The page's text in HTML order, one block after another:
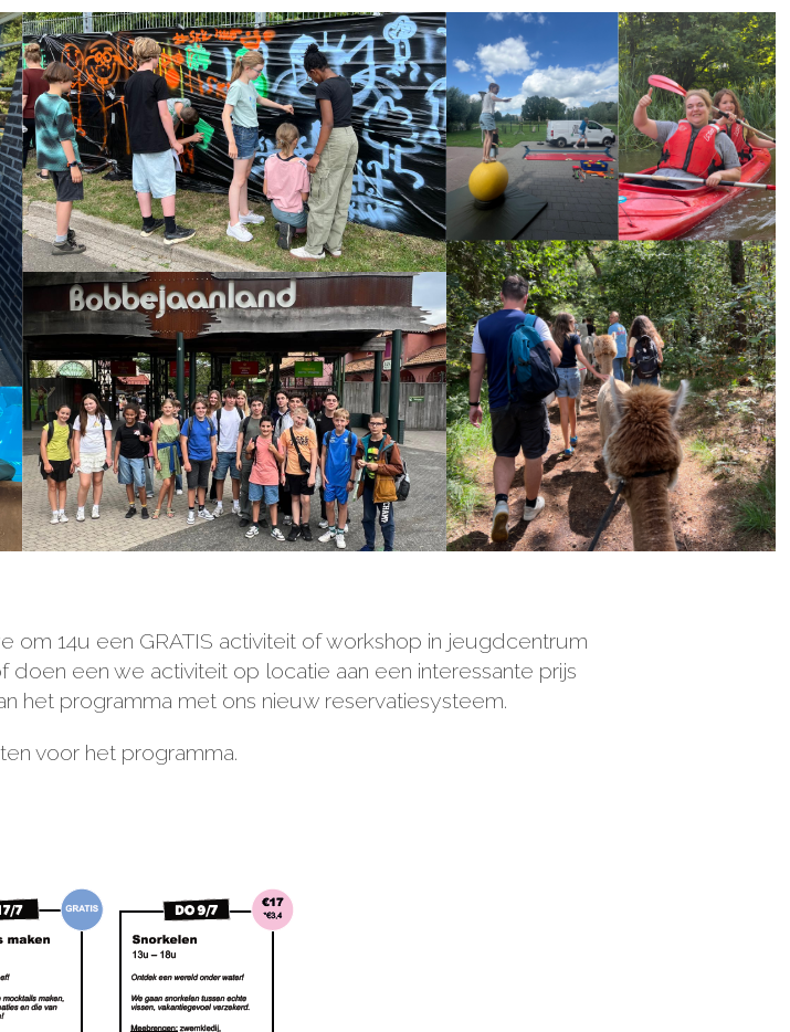
om 14u een GRATIS activiteit of workshop in jeugdcentrum
een we activiteit op locatie aan een interessante prijs
het programma met ons nieuw reservatiesysteem.
voor het programma.